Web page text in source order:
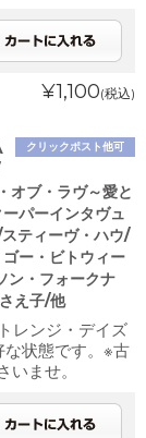
¥1,100(税込)
クリックポスト他可
オブ・ラヴ～愛と
パーインタヴュ
ティーヴ・ハウ/
ー・ビトウィー
ン・フォークナ
え子/他
レンジ・デイズ
状態です。※古
ませ。